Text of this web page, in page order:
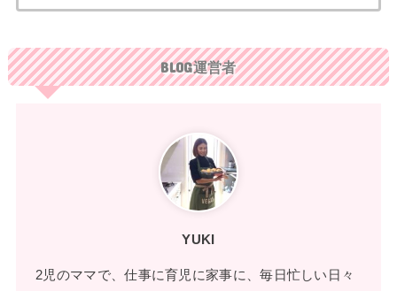
索:
BLOG運営者
YUKI
2児のママで、仕事に育児に家事に、毎日忙しい日々